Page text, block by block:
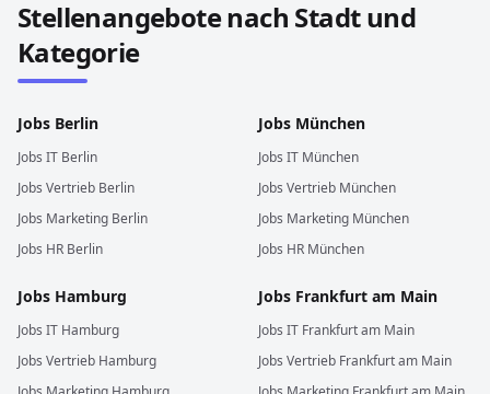
Stellenangebote nach Stadt und
Kategorie
Jobs Berlin
Jobs IT Berlin
Jobs Vertrieb Berlin
Jobs Marketing Berlin
Jobs HR Berlin
Jobs München
Jobs IT München
Jobs Vertrieb München
Jobs Marketing München
Jobs HR München
Jobs Hamburg
Jobs IT Hamburg
Jobs Vertrieb Hamburg
Jobs Frankfurt am Main
Jobs IT Frankfurt am Main
Jobs Vertrieb Frankfurt am Main